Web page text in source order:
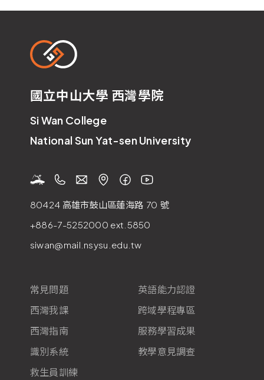
國立中山大學 西灣學院
Si Wan College
National Sun Yat-sen University
80424 高雄市鼓山區蓮海路 70 號
+886-7-5252000 ext.5850
siwan@mail.nsysu.edu.tw
常見問題
西灣我課
西灣指南
識別系統
救生員訓練
英語能力認證
跨域學程專區
服務學習成果
教學意見調查